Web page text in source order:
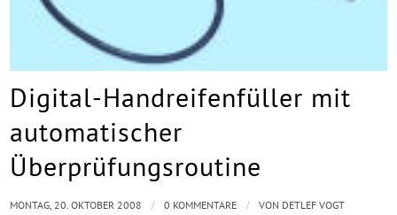
Digital-Handreifenfüller mit
automatischer
Überprüfungsroutine
MONTAG, 20. OKTOBER 2008 / 0 KOMMENTARE / VON DETLEF VOGT